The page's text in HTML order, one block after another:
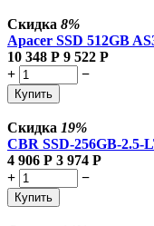
Скидка 8%
Apacer SSD 512GB
10 348 Р 9 522 Р
+
−
Купить
Скидка 19%
CBR SSD-256GB-2.5-
4 906 Р 3 974 Р
+
−
Купить